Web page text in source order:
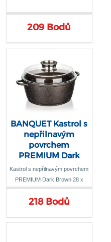
209 Bodů
BANQUET Kastrol s
nepřilnavým
povrchem
PREMIUM Dark
Brown 28 x 12,5 cm,
s poklicí s aroma
knobem
Kastrol s nepřilnavým povrchem
PREMIUM Dark Brown 28 x
12,5 cm, s poklicí s aroma
knobem
218 Bodů